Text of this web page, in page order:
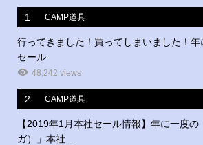
1 CAMP道具
行ってきました！買ってしまいました！
セール
48,242 views
2 CAMP道具
【2019年1月本社セール情報】年に一度の
ガ）」本社...